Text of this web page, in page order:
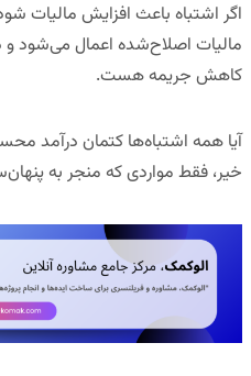
اگر اشتباه باعث افزایش مالیات
مالیات اصلاح‌شده اعمال می‌شود
کاهش جریمه هست.
آیا همه اشتباه‌ها کتمان درآمد
خیر، فقط مواردی که منجر به